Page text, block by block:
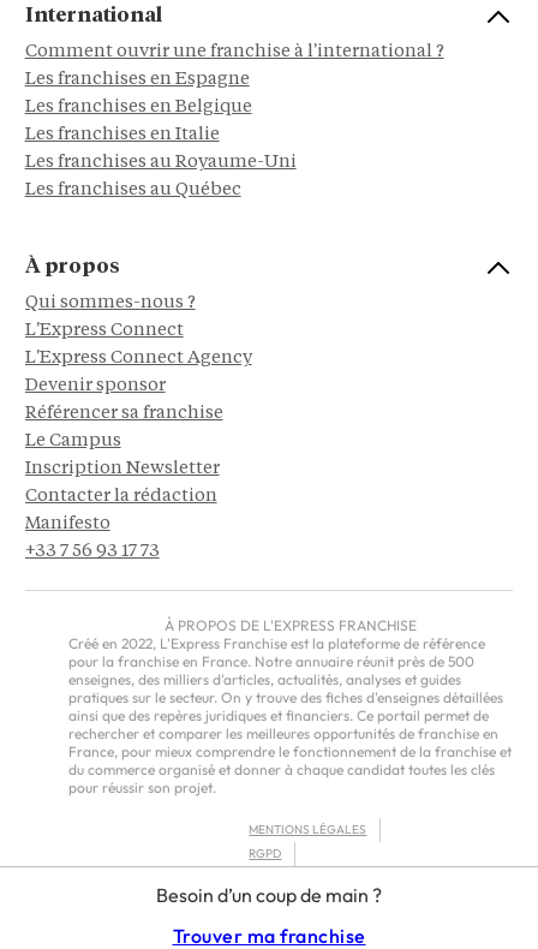
Besoin d’un coup de main ?
Trouver ma franchise
International
Comment ouvrir une franchise à l'international ?
Les franchises en Espagne
Les franchises en Belgique
Les franchises en Italie
Les franchises au Royaume-Uni
Les franchises au Québec
À propos
Qui sommes-nous ?
L'Express Connect
L'Express Connect Agency
Devenir sponsor
Référencer sa franchise
Le Campus
Inscription Newsletter
Contacter la rédaction
Manifesto
+33 7 56 93 17 73
À PROPOS DE L'EXPRESS FRANCHISE
Créé en 2022, L'Express Franchise est la plateforme de référence
pour la franchise en France. Notre annuaire réunit près de 500
enseignes, des milliers d'articles, actualités, analyses et guides
pratiques sur le secteur. On y trouve des fiches d'enseignes détaillées
ainsi que des repères juridiques et financiers. Ce portail permet de
rechercher et comparer les meilleures opportunités de franchise en
France, pour mieux comprendre le fonctionnement de la franchise et
du commerce organisé et donner à chaque candidat toutes les clés
pour réussir son projet.
MENTIONS LÉGALES
RGPD
CGV – EUROPE